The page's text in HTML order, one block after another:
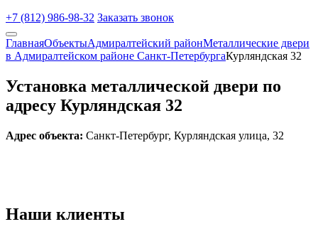
+7 (812) 986-98-32 Заказать звонок
ГлавнаяОбъектыАдмиралтейский районМеталлические двери
в Адмиралтейском районе Санкт-ПетербургаКурляндская 32
Установка металлической двери по
адресу Курляндская 32
Адрес объекта: Санкт-Петербург, Курляндская улица, 32
Наши клиенты